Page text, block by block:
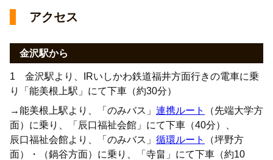
アクセス
金沢駅から
1 金沢駅より、IRいしかわ鉄道福井方面行きの電車に乗
り「能美根上駅」にて下車（約30分）
→能美根上駅より、「のみバス」 連携ルート
（先端大学方
面）に乗り、「辰口福祉会館」にて下車（40分）、
辰口福祉会館より、「のみバス」 循環ルート
（坪野方
面）・（鍋谷方面）に乗り、「寺畠」にて下車（約10